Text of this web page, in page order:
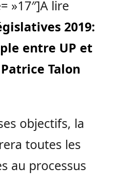
»17″]A lire
2019:
entre UP et
Talon
objectifs, la
toutes les
au processus